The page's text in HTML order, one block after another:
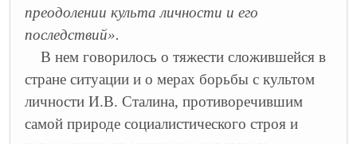
преодолении культа личности и его
последствий».
В нем говорилось о тяжести сложившейся в
стране ситуации и о мерах борьбы с культом
личности И.В. Сталина, противоречившим
самой природе социалистического строя и